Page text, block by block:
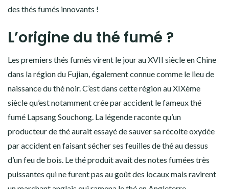
des thés fumés innovants !
L’origine du thé fumé ?
Les premiers thés fumés virent le jour au XVII siècle en Chine
dans la région du Fujian, également connue comme le lieu de
naissance du thé noir. C’est dans cette région au XIXème
siècle qu’est notamment crée par accident le fameux thé
fumé Lapsang Souchong. La légende raconte qu’un
producteur de thé aurait essayé de sauver sa récolte oxydée
par accident en faisant sécher ses feuilles de thé au dessus
d’un feu de bois. Le thé produit avait des notes fumées très
puissantes qui ne furent pas au goût des locaux mais ravirent